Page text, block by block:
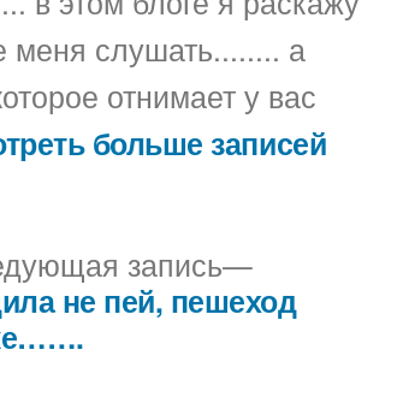
меня слушать........ а
отнимает у вас
больше записей
запись
Следующая
запись:
не пей, пешеход